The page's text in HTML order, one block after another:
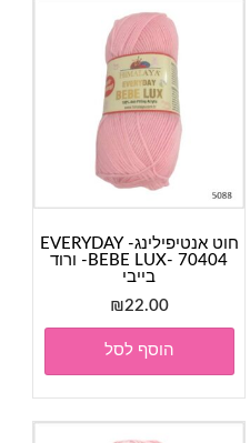
חוט אנטיפילינג- EVERYDAY
BEBE LUX- 70404- ורוד
בייבי
₪22.00
הוסף לסל